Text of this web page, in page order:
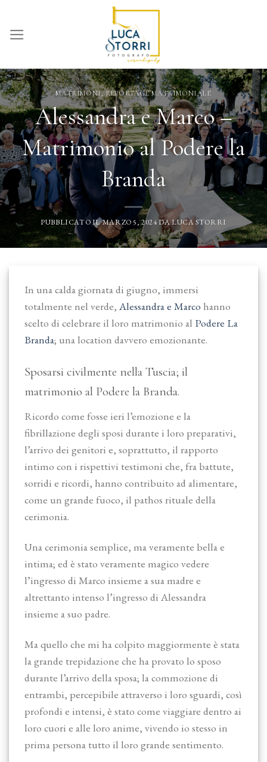
content
MATRIMONI, REPORTAGE MATRIMONIALE
Alessandra e Marco –
Matrimonio al Podere la
Branda
PUBBLICATO ILMARZO 5, 2024DALUCA STORRI
In una calda giornata di giugno, immersi
totalmente nel verde,Alessandra e Marco hanno
scelto di celebrare il loro matrimonio al Podere La
Branda; una location davvero emozionante.
Sposarsi civilmente nella Tuscia; il
matrimonio al Podere la Branda.
Ricordo come fosse ieri l’emozione e la
fibrillazione degli sposi durante i loro preparativi,
l’arrivo dei genitori e, soprattutto, il rapporto
intimo con i rispettivi testimoni che, fra battute,
sorridi e ricordi, hanno contribuito ad alimentare,
come un grande fuoco, il pathos rituale della
cerimonia.
Una cerimonia semplice, ma veramente bella e
intima; ed è stato veramente magico vedere
l’ingresso di Marco insieme a sua madre e
altrettanto intenso l’ingresso di Alessandra
insieme a suo padre.
Ma quello che mi ha colpito maggiormente è stata
la grande trepidazione che ha provato lo sposo
durante l’arrivo della sposa; la commozione di
entrambi, percepibile attraverso i loro sguardi, così
profondi e intensi, è stato come viaggiare dentro ai
loro cuori e alle loro anime, vivendo io stesso in
prima persona tutto il loro grande sentimento.